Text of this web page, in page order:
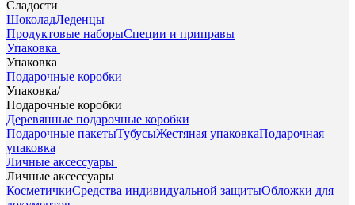
Сладости
ШоколадЛеденцы
Продуктовые наборыСпеции и приправы
Упаковка
Упаковка
Подарочные коробки
Упаковка/
Подарочные коробки
Деревянные подарочные коробки
Подарочные пакетыТубусыЖестяная упаковкаПодарочная
упаковка
Личные аксессуары
Личные аксессуары
КосметичкиСредства индивидуальной защитыОбложки для